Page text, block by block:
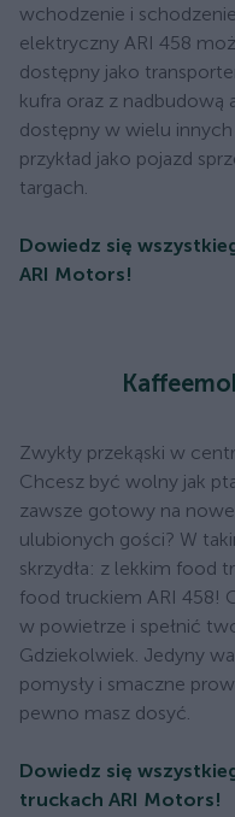
wchodzenie i
elektryczny ARI 458
dostępny jako
kufra oraz z nadbudową
dostępny w wielu
przykład jako pojazd
targach.
Dowiedz się
ARI Motors!
Zwykły przekąski w
Chcesz być wolny jak
zawsze gotowy na
ulubionych gości? W
skrzydła: z lekkim food
food truckiem ARI 458!
w powietrze i spełnić
Gdziekolwiek. Jedyny
pomysły i smaczne
pewno masz dosyć.
Dowiedz się
truckach ARI Motors!